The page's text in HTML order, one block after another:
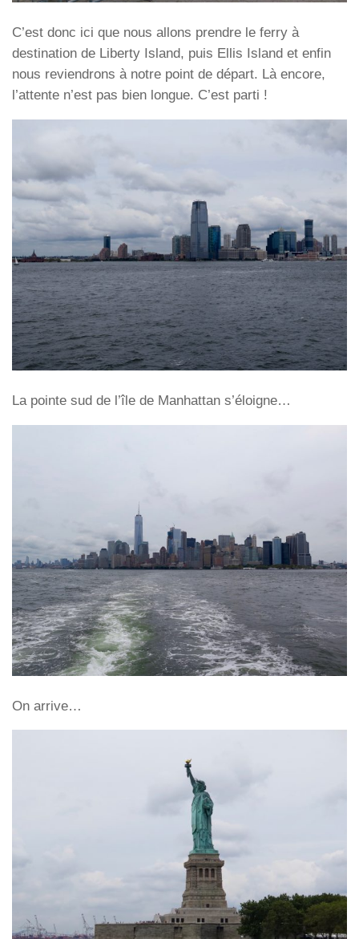
C’est donc ici que nous allons prendre le ferry à
destination de Liberty Island, puis Ellis Island et enfin
nous reviendrons à notre point de départ. Là encore,
l’attente n’est pas bien longue. C’est parti !
La pointe sud de l’île de Manhattan s’éloigne…
On arrive…